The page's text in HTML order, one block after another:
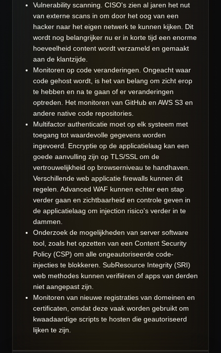
Vulnerability scanning. CISO's zien al jaren het nut
van externe scans in om door het oog van een
hacker naar het eigen netwerk te kunnen kijken. Dit
wordt nog belangrijker nu er in korte tijd een enorme
hoeveelheid content wordt verzameld en gemaakt
aan de klantzijde.
Monitoren op code veranderingen. Ongeacht waar
code gehost wordt, is het van belang om zicht erop
te hebben en na te gaan of er veranderingen
optreden. Het monitoren van GitHub en AWS S3 en
andere native code repositories.
Multifactor authenticatie moet op elk systeem met
toegang tot waardevolle gegevens worden
ingevoerd. Encryptie op de applicatielaag kan een
goede aanvulling zijn op TLS/SSL om de
vertrouwelijkheid op browserniveau te handhaven.
Verschillende web applicatie firewalls kunnen dit
regelen. Advanced WAF kunnen echter een stap
verder gaan en zichtbaarheid en controle geven in
de applicatielaag om injection risico's verder in te
dammen.
Onderzoek de mogelijkheden van server software
tool, zoals het opzetten van een Content Security
Policy (CSP) om alle ongeautoriseerde code-
injecties te blokkeren. SubResource Integrity (SRI)
web methodes kunnen verifiëren of apps van derden
niet aangepast zijn.
Monitoren van nieuwe registraties van domeinen en
certificaten, omdat deze vaak worden gebruikt om
kwaadaardige scripts te hosten die geautoriseerd
lijken te zijn.